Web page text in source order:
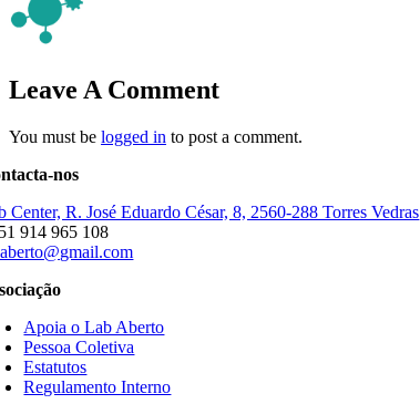
Leave A Comment
You must be logged in to post a comment.
nos
Center, R. José Eduardo César, 8, 2560-288 Torres Vedras
914 965 108
Apoia o Lab Aberto
Pessoa Coletiva
Estatutos
Regulamento Interno